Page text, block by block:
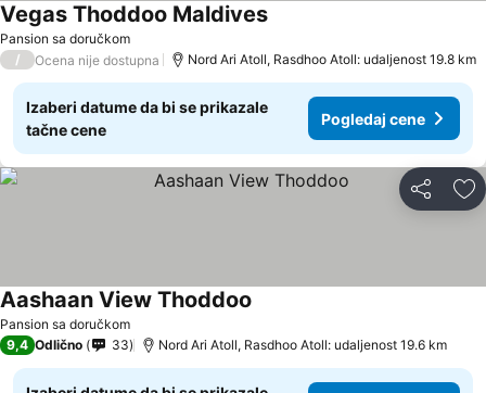
Pansion sa doručkom
Vegas Thoddoo Maldives
/ Ocena nije dostupna Nord Ari Atoll, Rasdhoo Atoll: udaljenost 19.8 km
Izaberi datume da bi se prikazale
tačne cene
Pogledaj cene
Deli
Pansion sa doručkom
Aashaan View Thoddoo
9,4 Odlično 33 Nord Ari Atoll, Rasdhoo Atoll: udaljenost 19.6 km